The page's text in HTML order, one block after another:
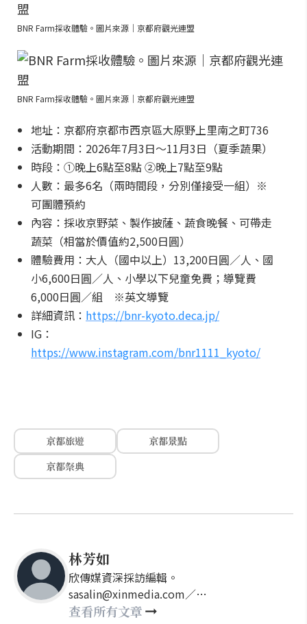
BNR Farm採收體驗。圖片來源｜京都府觀光連盟
BNR Farm採收體驗。圖片來源｜京都府觀光連盟
地址：京都府京都市西京區大原野上里南之町736
活動期間：2026年7月3日～11月3日（夏季蔬果）
時段：①晚上6點至8點 ②晚上7點至9點
人數：最多6名（兩時間段，分別僅接受一組）※
可團體預約
內容：採收京野菜、製作披薩、蔬食晚餐、可帶走
蔬菜（相當於價值約2,500日圓）
體驗費用：大人（國中以上）13,200日圓／人、國
小6,600日圓／人、小學以下兒童免費；導覽費
6,000日圓／組 ※英文導覽
詳細資訊： https://bnr-kyoto.deca.jp/
IG：
https://www.instagram.com/bnr1111_kyoto/
京都旅遊
京都景點
京都祭典
林芳如
欣傳媒資深採訪編輯。
sasalin@xinmedia.com／
happy21917@gmail.com
查看所有文章